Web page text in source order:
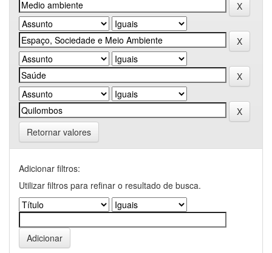
Retornar valores
Adicionar filtros:
Utilizar filtros para refinar o resultado de busca.